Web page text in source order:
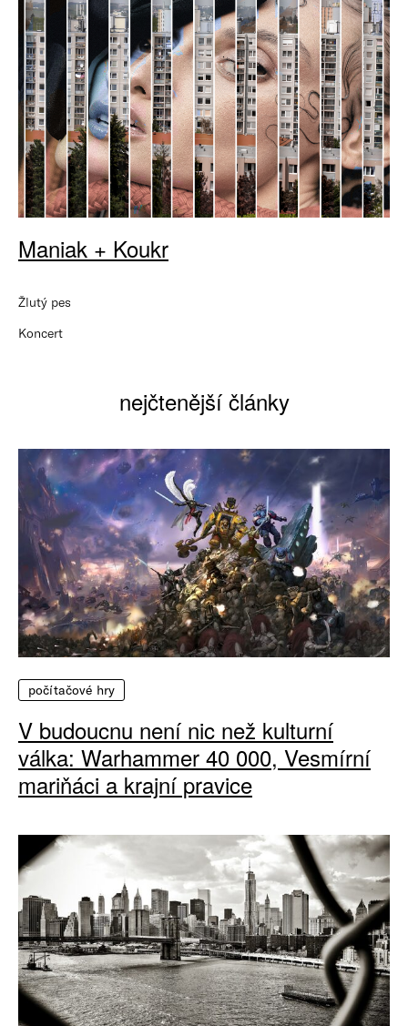
Maniak + Koukr
Žlutý pes
Koncert
nejčtenější články
počítačové hry
V budoucnu není nic než kulturní
válka: Warhammer 40 000, Vesmírní
mariňáci a krajní pravice